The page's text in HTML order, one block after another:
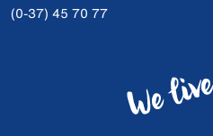
(0-37) 45 70 77